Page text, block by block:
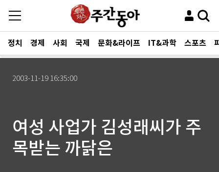
정치 경제 사회 국제 문화&라이프 IT&과학 스포츠
2003-11-19 16:35:00
여성 사업가 김성래씨가 주
목받는 까닭은